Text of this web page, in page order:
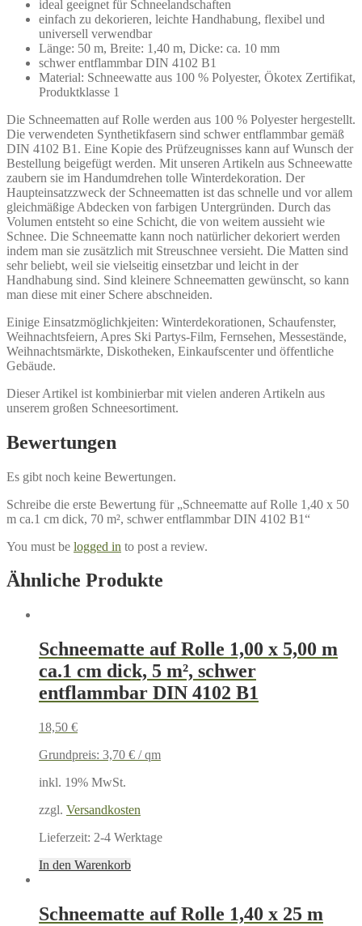
ideal geeignet für Schneelandschaften
einfach zu dekorieren, leichte Handhabung, flexibel und
universell verwendbar
Länge: 50 m, Breite: 1,40 m, Dicke: ca. 10 mm
schwer entflammbar DIN 4102 B1
Material: Schneewatte aus 100 % Polyester, Ökotex Zertifikat,
Produktklasse 1
Die Schneematten auf Rolle werden aus 100 % Polyester hergestellt.
Die verwendeten Synthetikfasern sind schwer entflammbar gemäß
DIN 4102 B1. Eine Kopie des Prüfzeugnisses kann auf Wunsch der
Bestellung beigefügt werden. Mit unseren Artikeln aus Schneewatte
zaubern sie im Handumdrehen tolle Winterdekoration. Der
Haupteinsatzzweck der Schneematten ist das schnelle und vor allem
gleichmäßige Abdecken von farbigen Untergründen. Durch das
Volumen entsteht so eine Schicht, die von weitem aussieht wie
Schnee. Die Schneematte kann noch natürlicher dekoriert werden
indem man sie zusätzlich mit Streuschnee versieht. Die Matten sind
sehr beliebt, weil sie vielseitig einsetzbar und leicht in der
Handhabung sind. Sind kleinere Schneematten gewünscht, so kann
man diese mit einer Schere abschneiden.
Einige Einsatzmöglichkjeiten: Winterdekorationen, Schaufenster,
Weihnachtsfeiern, Apres Ski Partys-Film, Fernsehen, Messestände,
Weihnachtsmärkte, Diskotheken, Einkaufscenter und öffentliche
Gebäude.
Dieser Artikel ist kombinierbar mit vielen anderen Artikeln aus
unserem großen Schneesortiment.
Bewertungen
Es gibt noch keine Bewertungen.
Schreibe die erste Bewertung für „Schneematte auf Rolle 1,40 x 50
m ca.1 cm dick, 70 m², schwer entflammbar DIN 4102 B1“
You must be logged in to post a review.
Ähnliche Produkte
Schneematte auf Rolle 1,00 x 5,00 m
ca.1 cm dick, 5 m², schwer
entflammbar DIN 4102 B1
18,50 €
Grundpreis: 3,70 € /qm
inkl. 19% MwSt.
zzgl. Versandkosten
Lieferzeit: 2-4 Werktage
In den Warenkorb
Schneematte auf Rolle 1,40 x 25 m